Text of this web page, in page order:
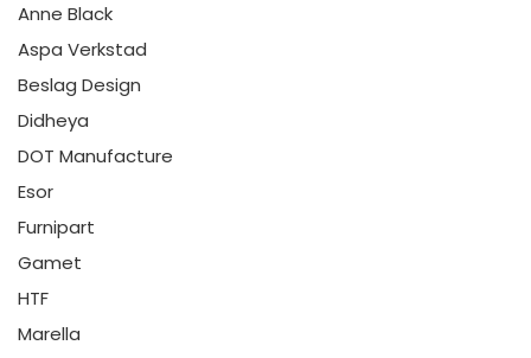
Anne Black
Aspa Verkstad
Beslag Design
Didheya
DOT Manufacture
Esor
Furnipart
Gamet
HTF
Marella